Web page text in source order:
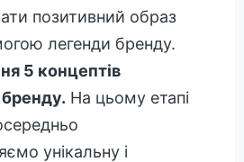
позитивний образ
легенди бренду.
5 концептів
На цьому етапі
унікальну і